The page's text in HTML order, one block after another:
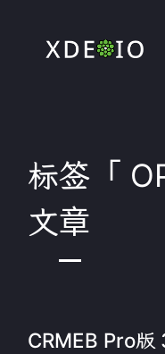
标签「
文章
CRMEB Pro版